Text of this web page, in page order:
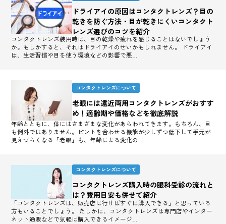
ドライアイの原因はコンタクトレンズ？目の
乾きを防ぐ方法・目が乾きにくいコンタクト
レンズ選びのコツを紹介
コンタクトレンズ装用時に、目の乾燥や疲れを感じることはないでしょう
か。もしかすると、それはドライアイのせいかもしれません。 ドライアイ
は、生活習慣や目を使う環境などの影響で悪…
コンタクトレンズについて
老眼には遠近両用コンタクトレンズがおすす
め！適齢期や価格などを徹底解説
年齢とともに、体にはさまざまな変化があらわれてきます。もちろん、目
も例外ではありません。ピントを合わせる機能が少しずつ低下して手元が
見えづらくなる「老眼」も、年齢による変化の…
コンタクトレンズについて
コンタクトレンズ購入時の眼科受診の流れと
は？費用目安も併せて紹介
「コンタクトレンズは、販売店に行けばすぐに購入できる」と思っている
方もいることでしょう。 たしかに、コンタクトレンズは専門店やインター
ネット通販などで気軽に購入できるイメージ…